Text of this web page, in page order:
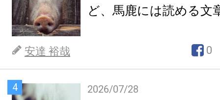
ど、馬鹿には読める文
安達 裕哉 0
4 2026/07/28